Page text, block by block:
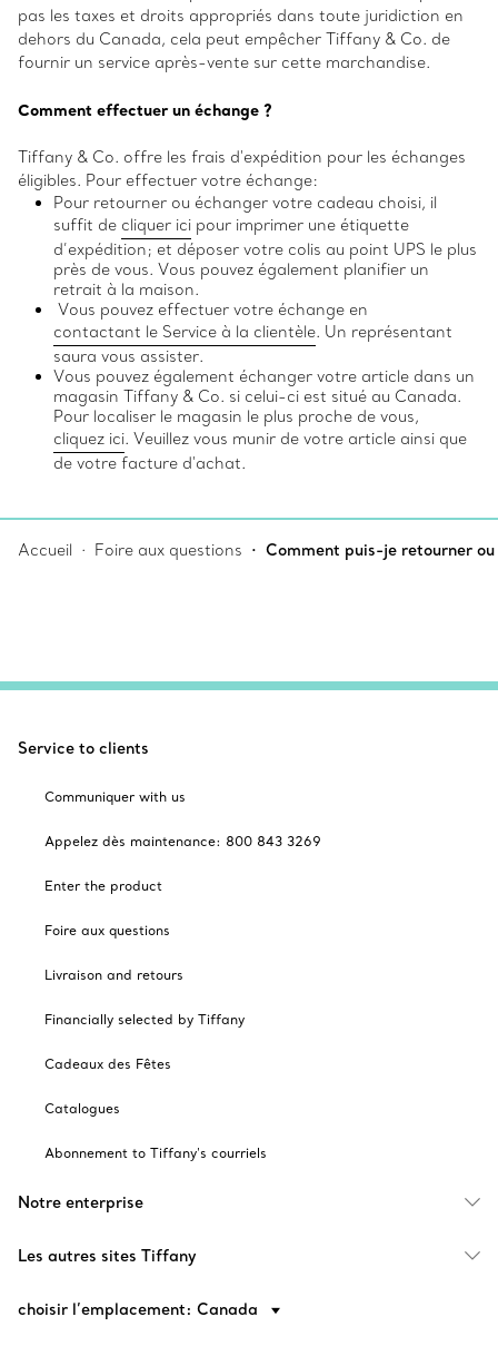
pas les taxes et droits appropriés dans toute juridiction en
dehors du Canada, cela peut empêcher Tiffany & Co. de
fournir un service après-vente sur cette marchandise.
Comment effectuer un échange ?
Tiffany & Co. offre les frais d'expédition pour les échanges
éligibles. Pour effectuer votre échange:
Pour retourner ou échanger votre cadeau choisi, il
suffit de cliquer ici pour imprimer une étiquette
d’expédition; et déposer votre colis au point UPS le plus
près de vous. Vous pouvez également planifier un
retrait à la maison.
Vous pouvez effectuer votre échange en
contactant le Service à la clientèle. Un représentant
saura vous assister.
Vous pouvez également échanger votre article dans un
magasin Tiffany & Co. si celui-ci est situé au Canada.
Pour localiser le magasin le plus proche de vous,
cliquez ici. Veuillez vous munir de votre article ainsi que
de votre facture d'achat.
Accueil Foire aux questions Comment puis-je retourner
Service to clients
Communiquer with us
Appelez dès maintenance: 800 843 3269
Enter the product
Foire aux questions
Livraison and retours
Financially selected by Tiffany
Cadeaux des Fêtes
Catalogues
Abonnement to Tiffany's courriels
Notre enterprise
Les autres sites Tiffany
choisir l’emplacement: Canada